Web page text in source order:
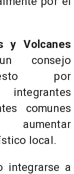
y Volcanes
consejo
por
integrantes
comunes
local.
integrarse a